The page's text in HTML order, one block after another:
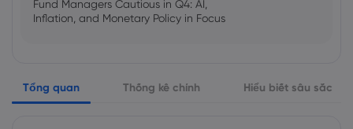
Fund Managers Cautious in Q4: AI,
Inflation, and Monetary Policy in Focus
US Government Shutdown Threatens
October Inflation Data Release
Tổng quan Thống kê chính Hiểu biết sâu sắc